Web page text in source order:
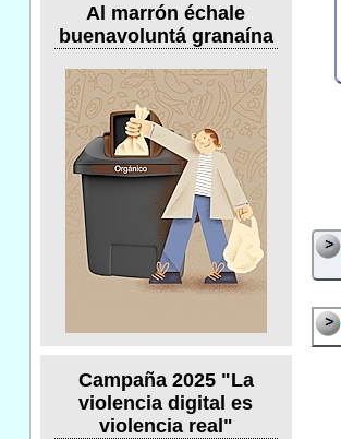
Al marrón échale
buenavoluntá granaína
Campaña 2025 "La
violencia digital es
violencia real"